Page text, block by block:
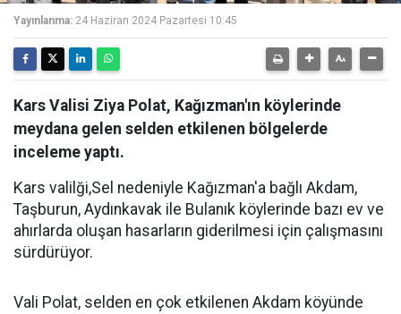
Yayınlanma: 24 Haziran 2024 Pazartesi 10:45
Kars Valisi Ziya Polat, Kağızman'ın köylerinde
meydana gelen selden etkilenen bölgelerde
inceleme yaptı.
Kars valilği,Sel nedeniyle Kağızman'a bağlı Akdam,
Taşburun, Aydınkavak ile Bulanık köylerinde bazı ev ve
ahırlarda oluşan hasarların giderilmesi için çalışmasını
sürdürüyor.
Vali Polat, selden en çok etkilenen Akdam köyünde